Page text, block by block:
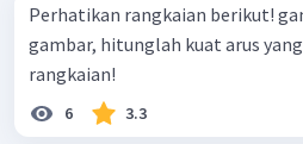
Perhatikan rangkaian berikut! gambar Berdasarkan
gambar, hitunglah kuat arus
rangkaian!
6 3.3